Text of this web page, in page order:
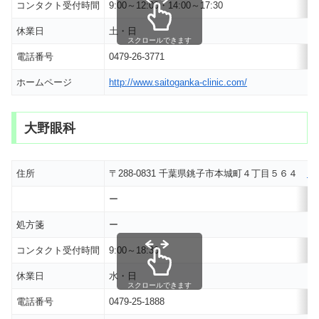
コンタクト受付時間 9:00～12:00・14:00～17:30
休業日 土・日
電話番号 0479-26-3771
ホームページ http://www.saitoganka-clinic.com/
スクロールできます
大野眼科
住所 〒288-0831 千葉県銚子市本城町４丁目５６４
ー
処方箋 ー
コンタクト受付時間 9:00～18:30
休業日 水・日
電話番号 0479-25-1888
スクロールできます